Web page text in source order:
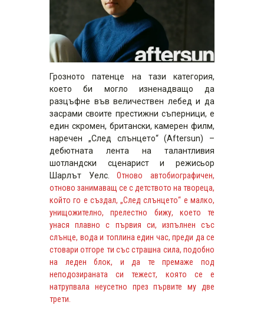
Грозното патенце на тази категория,
което би могло изненадващо да
разцъфне във величествен лебед и да
засрами своите престижни съперници, е
един скромен, британски, камерен филм,
наречен „След слънцето“ (Aftersun) –
дебютната лента на талантливия
шотландски сценарист и режисьор
Шарлът Уелс.Отново автобиографичен,
отново занимаващ се с детството на твореца,
който го е създал, „След слънцето“ е малко,
унищожително, прелестно бижу, което те
унася плавно с първия си, изпълнен със
слънце, вода и топлина един час, преди да се
стовари отгоре ти със страшна сила, подобно
на леден блок, и да те премаже под
неподозираната си тежест, която се е
натрупвала неусетно през първите му две
трети.